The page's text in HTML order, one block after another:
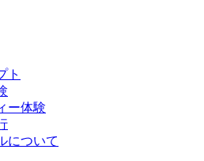
ト
ー体験
について